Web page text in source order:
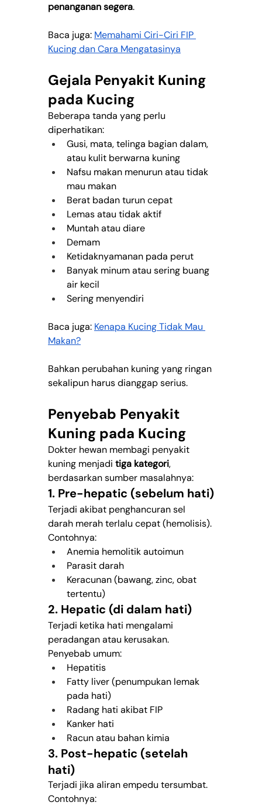
penanganan segera.
Baca juga: Memahami Ciri-Ciri FIP
Kucing dan Cara Mengatasinya
Gejala Penyakit Kuning
pada Kucing
Beberapa tanda yang perlu
diperhatikan:
Gusi, mata, telinga bagian dalam,
atau kulit berwarna kuning
Nafsu makan menurun atau tidak
mau makan
Berat badan turun cepat
Lemas atau tidak aktif
Muntah atau diare
Demam
Ketidaknyamanan pada perut
Banyak minum atau sering buang
air kecil
Sering menyendiri
Baca juga: Kenapa Kucing Tidak Mau
Makan?
Bahkan perubahan kuning yang ringan
sekalipun harus dianggap serius.
Penyebab Penyakit
Kuning pada Kucing
Dokter hewan membagi penyakit
kuning menjadi tiga kategori,
berdasarkan sumber masalahnya:
1. Pre-hepatic (sebelum hati)
Terjadi akibat penghancuran sel
darah merah terlalu cepat (hemolisis).
Contohnya:
Anemia hemolitik autoimun
Parasit darah
Keracunan (bawang, zinc, obat
tertentu)
2. Hepatic (di dalam hati)
Terjadi ketika hati mengalami
peradangan atau kerusakan.
Penyebab umum:
Hepatitis
Fatty liver (penumpukan lemak
pada hati)
Radang hati akibat FIP
Kanker hati
Racun atau bahan kimia
3. Post-hepatic (setelah
hati)
Terjadi jika aliran empedu tersumbat.
Contohnya: